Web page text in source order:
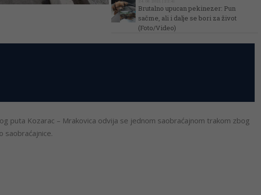
Brutalno upucan pekinezer: Pun
sačme, ali i dalje se bori za život
(Foto/Video)
puta Kozarac – Mrakovica odvija se jednom saobraćajnom trakom zbog
saobraćajnice.